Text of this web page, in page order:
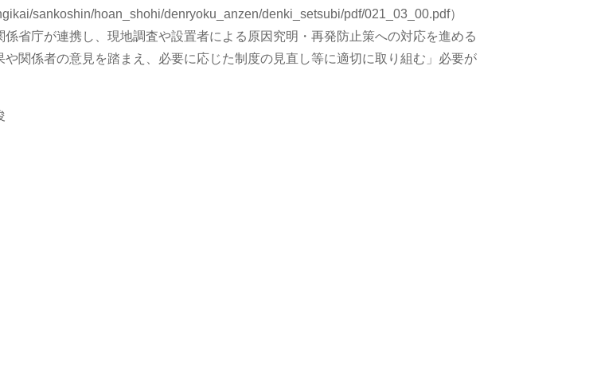
sankoshin/hoan_shohi/denryoku_anzen/denki_setsubi/pdf/021_03_00.pdf）
係省庁が連携し、現地調査や設置者による原因究明・再発防止策への対応を進める
や関係者の意見を踏まえ、必要に応じた制度の見直し等に適切に取り組む」必要が